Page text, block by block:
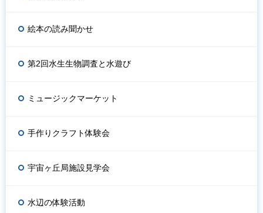
絵本の読み聞かせ
第2回水生生物調査と水遊び
ミュージックマーケット
手作りクラフト体験会
宇宙ヶ丘局施設見学会
水辺の体験活動